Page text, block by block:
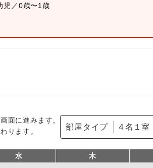
児／0歳〜1歳
面に進みます。
ります。
部屋タイプ
水 木